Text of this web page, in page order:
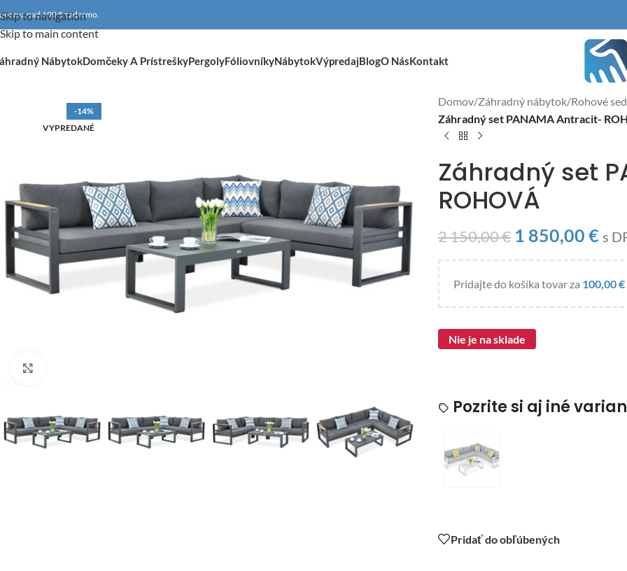
Skip to navigation
Skip to main content
nad 100 € zadarmo.
NábytokDomčeky A PrístreškyPergolyFóliovníkyNábytokVýpredajBlogO NásKontakt
-14%
VYPREDANÉ
Domov/Záhradný nábytok/Rohové
Záhradný set PANAMA Antracit-
Záhradný set
ROHOVÁ
2 150,00€ 1 850,00 € s
Pridajte do košíka tovar za 100,00€
Nie je na sklade
Pozrite si aj iné
Pridať do obľúbených